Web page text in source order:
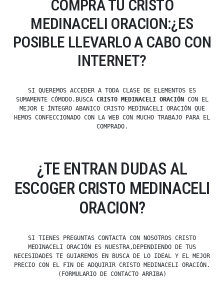
COMPRA TU CRISTO
MEDINACELI ORACION:¿ES
POSIBLE LLEVARLO A CABO CON
INTERNET?
SI QUEREMOS ACCEDER A TODA CLASE DE ELEMENTOS ES
SUMAMENTE CÓMODO.BUSCA CRISTO MEDINACELI ORACIÓN
CON EL
MEJOR E ÍNTEGRO ABANICO CRISTO MEDINACELI ORACIÓN QUE
HEMOS CONFECCIONADO CON LA WEB CON MUCHO TRABAJO PARA EL
COMPRADO.
¿TE ENTRAN DUDAS AL
ESCOGER CRISTO MEDINACELI
ORACION?
SI TIENES PREGUNTAS CONTACTA CON NOSOTROS CRISTO
MEDINACELI ORACIÓN ES NUESTRA,DEPENDIENDO DE TUS
NECESIDADES TE GUIAREMOS EN BUSCA DE LO IDEAL Y EL MEJOR
PRECIO CON EL FIN DE ADQUIRIR CRISTO MEDINACELI ORACIÓN.
(FORMULARIO DE CONTACTO ARRIBA)